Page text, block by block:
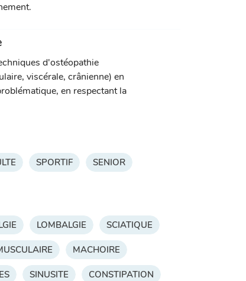
d'ostéopathie
viscérale, crânienne) en
en respectant la
SPORTIF SENIOR
LOMBALGIE SCIATIQUE
MACHOIRE
SINUSITE CONSTIPATION